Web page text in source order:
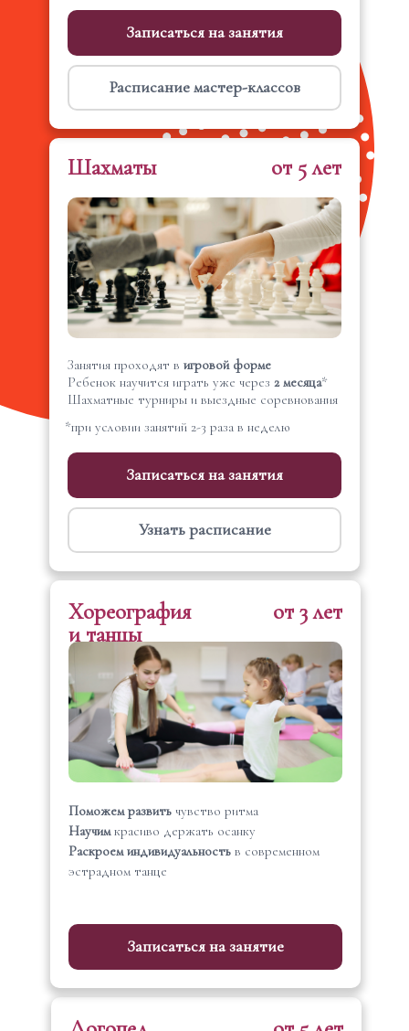
Шахматы
Расписание мастер-классов
Записаться на занятия
Занятия проходят в игровой форме
Ребенок научится играть уже через 2 месяца*
Шахматные турниры и выездные соревнования
*при условии занятий 2-3 раза в неделю
Узнать расписание
Записаться на занятия
от 5 лет
Хореография
и танцы
Поможем развить чувство ритма
Научимкрасиво держать осанку
Раскроем индивидуальность в современном
эстрадном танце
Записаться на занятие
от 3 лет